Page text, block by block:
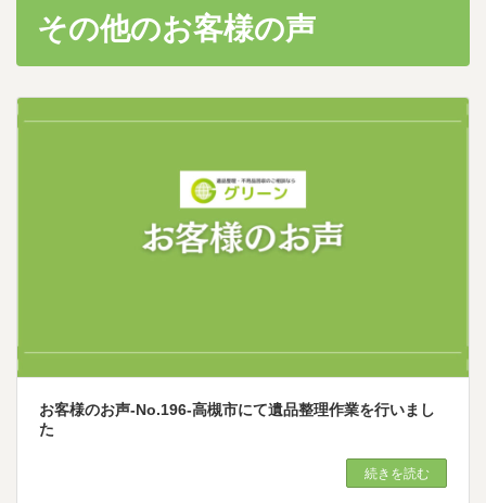
その他のお客様の声
お客様のお声-No.196-高槻市にて遺品整理作業を行いまし
た
続きを読む